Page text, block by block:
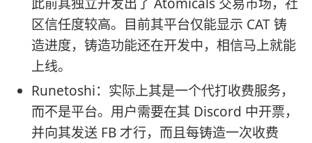
区信任度较高。目前其平台仅能显示 CAT 铸
造进度，铸造功能还在开发中，相信马上就能
上线。
Runetoshi：实际上其是一个代打收费服务，
而不是平台。用户需要在其 Discord 中开票，
并向其发送 FB 才行，而且每铸造一次收费